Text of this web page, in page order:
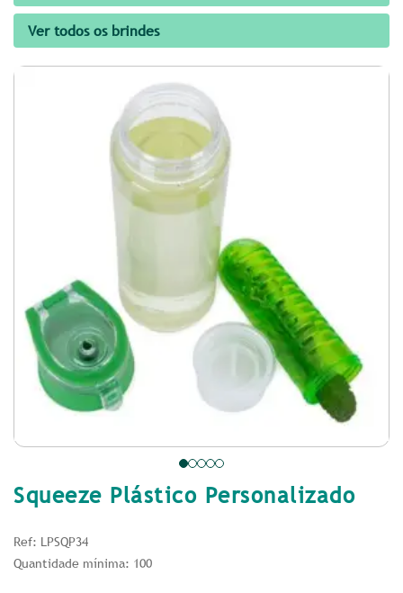
Ver todos os brindes
Squeeze Plástico Personalizado
Ref: LPSQP34
Quantidade mínima: 100